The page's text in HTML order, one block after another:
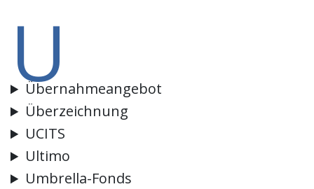
U
Übernahmeangebot
Überzeichnung
UCITS
Ultimo
Umbrella-Fonds